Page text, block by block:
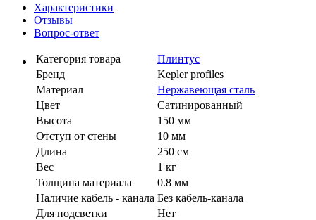
Характеристики
Отзывы
Вопрос-ответ
Категория товара
Плинтус
Бренд
Kepler profiles
Материал
Нержавеющая сталь
Цвет
Сатинированный
Высота
150 мм
Отступ от стены
10 мм
Длина
250 см
Вес
1 кг
Толщина материала
0.8 мм
Наличие кабель - канала Без кабель-канала
Для подсветки
Нет